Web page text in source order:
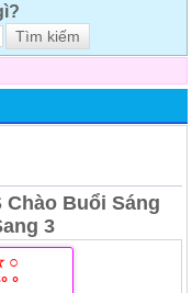
Chào Buổi Sáng
3
○
°